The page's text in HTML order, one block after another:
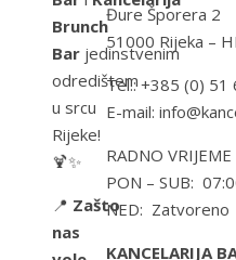
Brunch
Bar jedinstvenim
odredištem
u srcu
Rijeke!
🍹✨
📍 Zašto
nas
Đure Šporera 2
51000 Rijeka –
Tel.: +385 (0) 51
E-mail:
RADNO VRIJEME
PON – SUB:
NED: Zatvoreno
KANCELARIJA